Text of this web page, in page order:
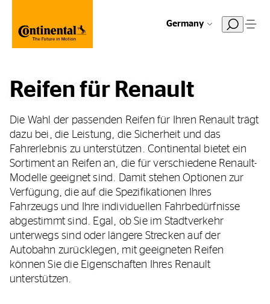
Germany
Reifen für Renault
Die Wahl der passenden Reifen für Ihren Renault trägt
dazu bei, die Leistung, die Sicherheit und das
Fahrerlebnis zu unterstützen. Continental bietet ein
Sortiment an Reifen an, die für verschiedene Renault-
Modelle geeignet sind. Damit stehen Optionen zur
Verfügung, die auf die Spezifikationen Ihres
Fahrzeugs und Ihre individuellen Fahrbedürfnisse
abgestimmt sind. Egal, ob Sie im Stadtverkehr
unterwegs sind oder längere Strecken auf der
Autobahn zurücklegen, mit geeigneten Reifen
können Sie die Eigenschaften Ihres Renault
unterstützen.